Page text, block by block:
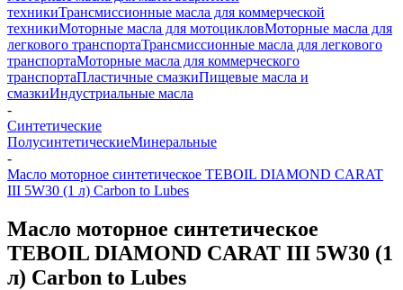
техникиТрансмиссионные масла для коммерческой
техникиМоторные масла для мотоцикловМоторные масла для
легкового транспортаТрансмиссионные масла для легкового
транспортаМоторные масла для коммерческого
транспортаПластичные смазкиПищевые масла и
смазкиИндустриальные масла
-
Синтетические
ПолусинтетическиеМинеральные
-
Масло моторное синтетическое TEBOIL DIAMOND CARAT
III 5W30 (1 л) Carbon to Lubes
Масло моторное синтетическое
TEBOIL DIAMOND CARAT III 5W30 (1
л) Carbon to Lubes